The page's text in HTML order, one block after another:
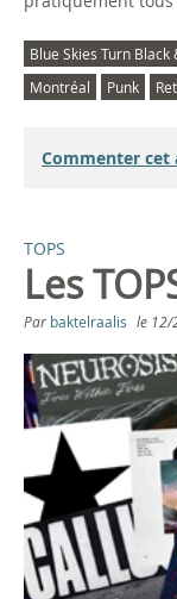
Blue Skies Turn
Montréal
Punk
Commenter cet
TOPS
Les
Par baktelraalis le 12/